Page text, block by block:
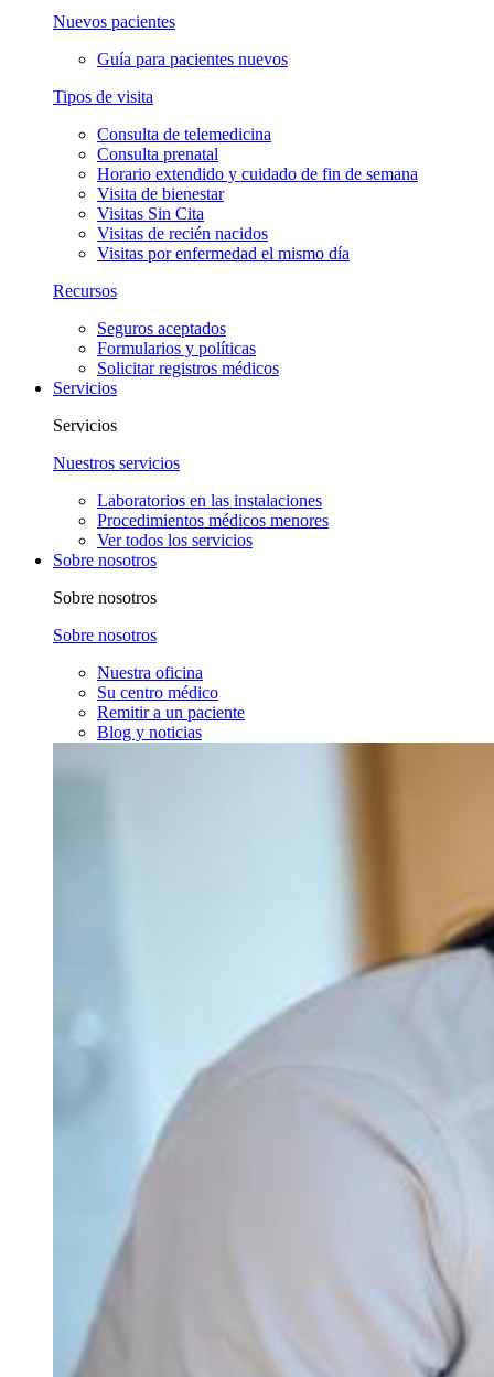
Nuevos pacientes
Guía para pacientes nuevos
Tipos de visita
Consulta de telemedicina
Consulta prenatal
Horario extendido y cuidado de fin de semana
Visita de bienestar
Visitas Sin Cita
Visitas de recién nacidos
Visitas por enfermedad el mismo día
Recursos
Seguros aceptados
Formularios y políticas
Solicitar registros médicos
Servicios
Servicios
Nuestros servicios
Laboratorios en las instalaciones
Procedimientos médicos menores
Ver todos los servicios
Sobre nosotros
Sobre nosotros
Sobre nosotros
Nuestra oficina
Su centro médico
Remitir a un paciente
Blog y noticias